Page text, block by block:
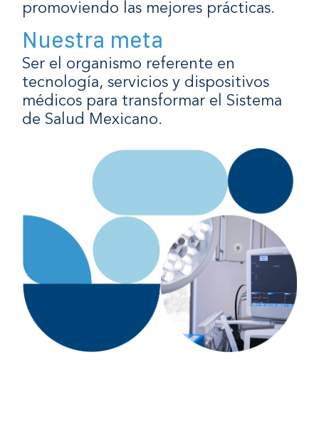
promoviendo las mejores prácticas.
Nuestra meta
Ser el organismo referente en
tecnología, servicios y dispositivos
médicos para transformar el Sistema
de Salud Mexicano.